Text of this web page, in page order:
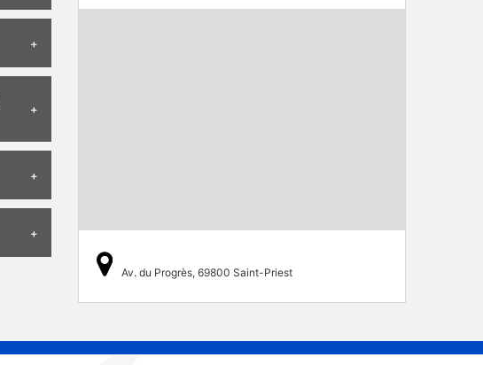
Av. du Progrès, 69800 Saint-Priest